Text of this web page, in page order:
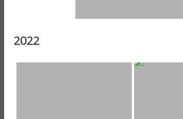
2022